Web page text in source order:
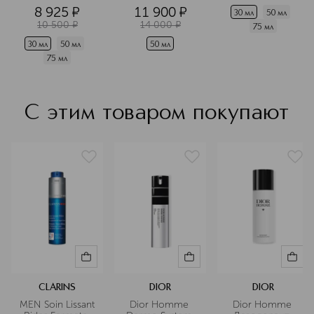
8 925 ¤
10 500 ¤
30 мл
50 мл
75 мл
любого типа
кожи
11 900 ¤
14 000 ¤
50 мл
флюид для
лица
30 мл
50 мл
75 мл
С этим товаром покупают
CLARINS
MEN Soin Lissant
DIOR
Dior Homme
DIOR
Dior Homme